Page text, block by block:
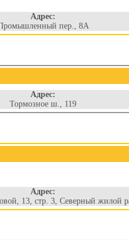
Адрес:
пер., 8А
Адрес:
Тормозное ш., 119
Адрес:
13, стр. 3, Северный жилой